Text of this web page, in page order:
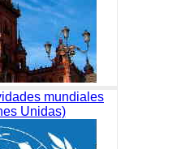
mundiales
Unidas)